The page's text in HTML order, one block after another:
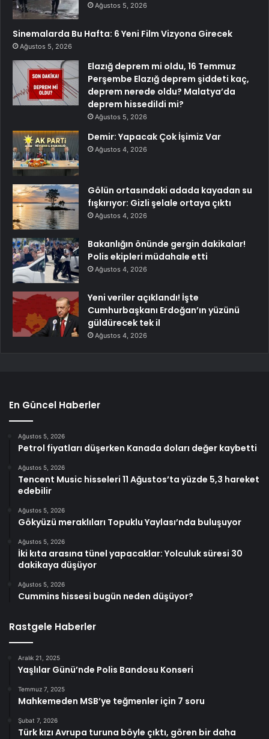
Ağustos 5, 2026
Sinemalarda Bu Hafta: 6 Yeni Film Vizyona Girecek
Ağustos 5, 2026
Elazığ deprem mi oldu, 16 Temmuz
Perşembe Elazığ deprem şiddeti kaç,
deprem nerede oldu? Malatya’da
deprem hissedildi mi?
Ağustos 5, 2026
Demir: Yapacak Çok İşimiz Var
Ağustos 4, 2026
Gölün ortasındaki adada kayadan su
fışkırıyor: Gizli şelale ortaya çıktı
Ağustos 4, 2026
Bakanlığın önünde gergin dakikalar!
Polis ekipleri müdahale etti
Ağustos 4, 2026
Yeni veriler açıklandı! İşte
Cumhurbaşkanı Erdoğan’ın yüzünü
güldürecek tek il
Ağustos 4, 2026
En Güncel Haberler
Ağustos 5, 2026
Petrol fiyatları düşerken Kanada doları değer kaybetti
Ağustos 5, 2026
Tencent Music hisseleri 11 Ağustos’ta yüzde 5,3 hareket
edebilir
Ağustos 5, 2026
Gökyüzü meraklıları Topuklu Yaylası’nda buluşuyor
Ağustos 5, 2026
İki kıta arasına tünel yapacaklar: Yolculuk süresi 30
dakikaya düşüyor
Ağustos 5, 2026
Cummins hissesi bugün neden düşüyor?
Rastgele Haberler
Aralık 21, 2025
Yaşlılar Günü’nde Polis Bandosu Konseri
Temmuz 7, 2025
Mahkemeden MSB’ye teğmenler için 7 soru
Şubat 7, 2026
Türk kızı Avrupa turuna böyle çıktı, gören bir daha